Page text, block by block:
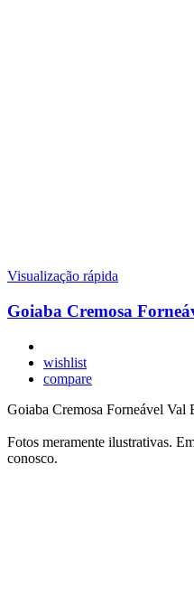
Visualização rápida
Goiaba Cremosa
wishlist
compare
Goiaba Cremosa Forneável Val
Fotos meramente ilustrativas.
conosco.